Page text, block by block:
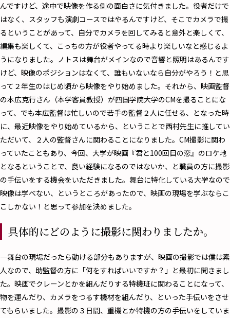
んですけど、途中で映像を作る側の面白さに気付きました。役者だけで
はなく、スタッフも演劇コースではやるんですけど、そこでカメラで撮
るということがあって、自分でカメラを回してみると意外と楽しくて、
編集も楽しくて、こっちの方が役者やってる時より楽しいなと感じるよ
うになりました。ノトスは舞台がメインなので音響と照明はあるんです
けど、映像のポジションはなくて、誰もいないなら自分がやろう！と思
って２年生のはじめ頃から映像をやり始めました。それから、映画監督
の本広克行さん（本学客員教授）が四国学院大学のCMを撮ることにな
って、でも本広監督は忙しいので若手の監督２人に任せる、となった時
に、最近映像をやり始めているから、ということで西村先生に推してい
ただいて、２人の監督さんに関わることになりました。CM撮影に関わ
っていたこともあり、今回、大学が映画『君と100回目の恋』のロケ地
となるということで、良い経験になるのではないか、と職員の方に撮影
の手伝いをする機会をいただきました。舞台に特化している大学なので
映像は学べない、というところがあったので、映画の現場を学ぶならこ
こしかない！と思って参加を決めました。
具体的にどのように撮影に関わりましたか。
―舞台の現場だったら動ける部分もありますが、映画の撮影では僕は素
人なので、助監督の方に「何をすればいいですか？」と最初に聞きまし
た。映画でクレーンとかを組んだりする特機班に関わることになって、
物を運んだり、カメラをつるす機材を組んだり、といった手伝いをさせ
てもらいました。撮影の３日間、重機とか特機の方の手伝いをしていま